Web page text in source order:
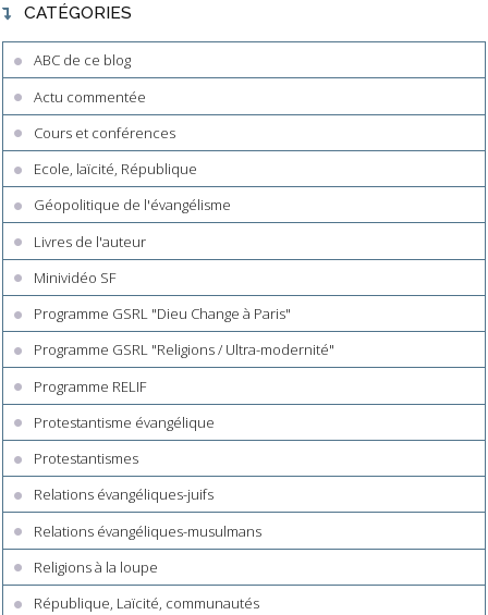
CATÉGORIES
ABC de ce blog
Actu commentée
Cours et conférences
Ecole, laïcité, République
Géopolitique de l'évangélisme
Livres de l'auteur
Minividéo SF
Programme GSRL "Dieu Change à Paris"
Programme GSRL "Religions / Ultra-modernité"
Programme RELIF
Protestantisme évangélique
Protestantismes
Relations évangéliques-juifs
Relations évangéliques-musulmans
Religions à la loupe
République, Laïcité, communautés